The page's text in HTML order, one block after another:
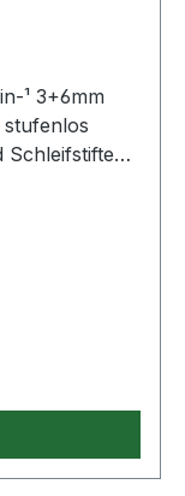
¹ 3+6mm
stufenlos
Schleifstiften